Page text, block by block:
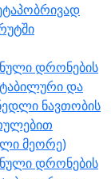
დრონების
და
ნავთობის
მეორე)
დრონების